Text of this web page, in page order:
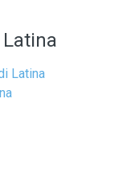
Latina